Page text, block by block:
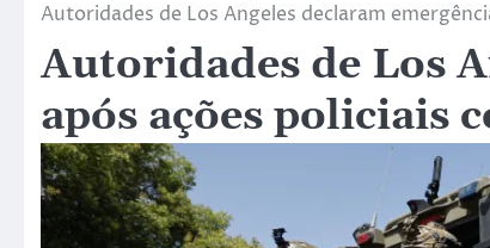
Autoridades de Los Angeles declaram
Autoridades de Los
após ações policiais